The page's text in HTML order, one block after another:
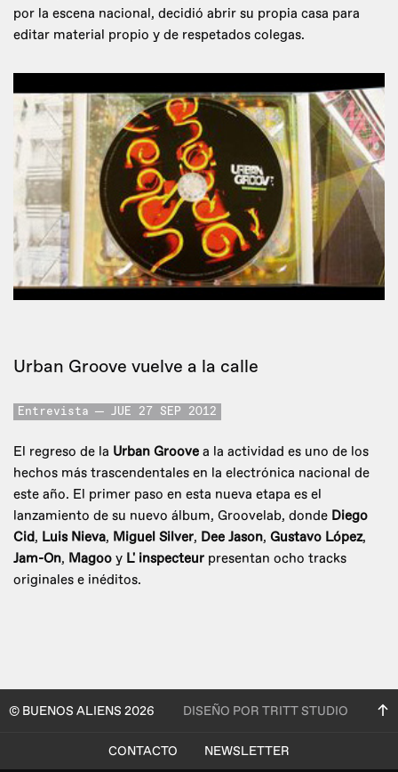
por la escena nacional, decidió abrir su propia casa para
editar material propio y de respetados colegas.
Urban Groove vuelve a la calle
Entrevista JUE 27 SEP 2012
El regreso de la Urban Groove a la actividad es uno de los
hechos más trascendentales en la electrónica nacional de
este año. El primer paso en esta nueva etapa es el
lanzamiento de su nuevo álbum, Groovelab, donde Diego
Cid, Luis Nieva, Miguel Silver, Dee Jason, Gustavo López,
Jam-On, Magoo y L' inspecteur presentan ocho tracks
originales e inéditos.
© BUENOS ALIENS 2026 DISEÑO POR TRITT STUDIO
CONTACTO
NEWSLETTER